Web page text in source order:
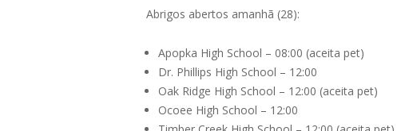
Abrigos abertos amanhã (28):
Apopka High School – 08:00 (aceita pet)
Dr. Phillips High School – 12:00
Oak Ridge High School – 12:00 (aceita pet)
Ocoee High School – 12:00